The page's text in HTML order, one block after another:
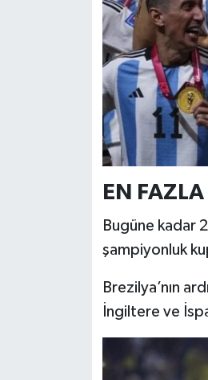
EN
Bugüne kadar
şampiyonluk
Brezilya’nın
İngiltere ve